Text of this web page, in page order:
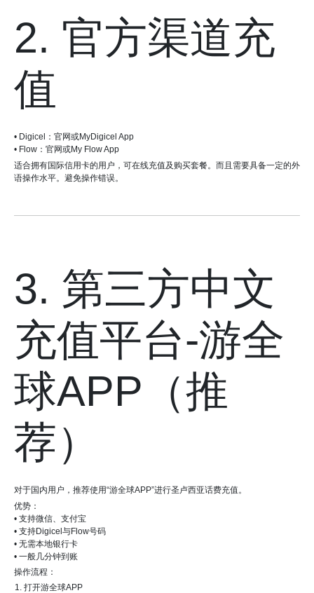
2. 官方渠道充
值
• Digicel：官网或MyDigicel App
• Flow：官网或My Flow App
适合拥有国际信用卡的用户，可在线充值及购买套餐。而且需要具备一定的外
语操作水平。避免操作错误。
3. 第三方中文
充值平台-游全
球APP（推
荐）
对于国内用户，推荐使用“游全球APP”进行圣卢西亚话费充值。
优势：
• 支持微信、支付宝
• 支持Digicel与Flow号码
• 无需本地银行卡
• 一般几分钟到账
操作流程：
打开游全球APP